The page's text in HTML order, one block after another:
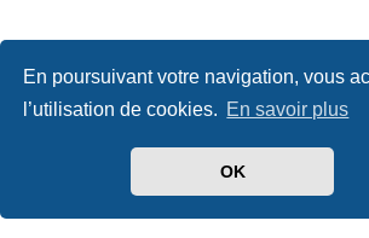
En poursuivant votre navigation, vous
l’utilisation de cookies. En savoir plus
OK
Accueil Index du forum Nous contacter
phpBB-fr.com
created by INVENTEA & v12mike
Conditions